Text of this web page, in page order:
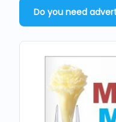
Do you need